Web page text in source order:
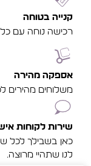
קנייה בטוחה
רכישה נוחה עם
אספקה מהירה
משלוחים מהירים
שירות לקוחות
כאן בשבילך לכל
לנו שתהיי מרוצה.